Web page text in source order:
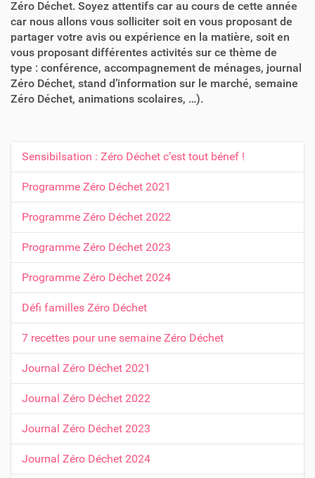
Zéro Déchet. Soyez attentifs car au cours de cette année
car nous allons vous solliciter soit en vous proposant de
partager votre avis ou expérience en la matière, soit en
vous proposant différentes activités sur ce thème de
type : conférence, accompagnement de ménages, journal
Zéro Déchet, stand d’information sur le marché, semaine
Zéro Déchet, animations scolaires, …).
N
a
v
i
g
a
t
i
n
Sensibilsation : Zéro Déchet c’est tout bénef !
Programme Zéro Déchet 2021
Programme Zéro Déchet 2022
Programme Zéro Déchet 2023
Programme Zéro Déchet 2024
Défi familles Zéro Déchet
7 recettes pour une semaine Zéro Déchet
Journal Zéro Déchet 2021
Journal Zéro Déchet 2022
Journal Zéro Déchet 2023
Journal Zéro Déchet 2024